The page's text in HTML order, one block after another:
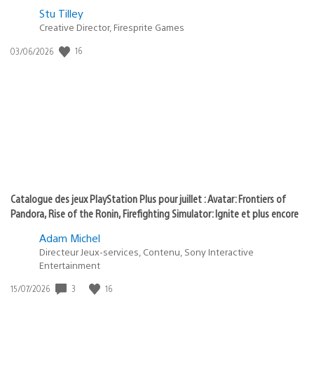
Postée
:
state
Stu Tilley
Creative Director, Firesprite Games
Date
03/06/2026 16
Catalogue des jeux PlayStation Plus pour juillet : Avatar: Frontiers of
Pandora, Rise of the Ronin, Firefighting Simulator: Ignite et plus encore
Adam Michel
Directeur Jeux-services, Contenu, Sony Interactive
Entertainment
Date
15/07/2026 3 16